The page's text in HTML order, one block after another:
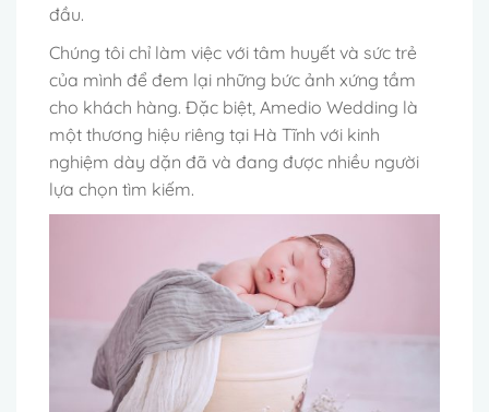
đầu.
Chúng tôi chỉ làm việc với tâm huyết và sức trẻ
của mình để đem lại những bức ảnh xứng tầm
cho khách hàng. Đặc biệt, Amedio Wedding là
một thương hiệu riêng tại Hà Tĩnh với kinh
nghiệm dày dặn đã và đang được nhiều người
lựa chọn tìm kiếm.